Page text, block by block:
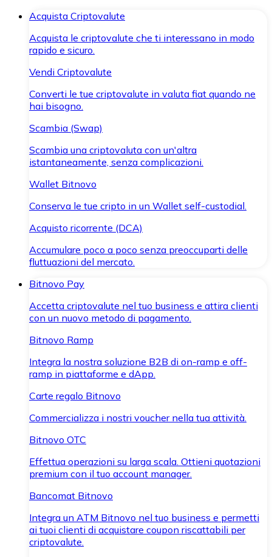
Acquista Criptovalute
Acquista le criptovalute che ti interessano in modo
rapido e sicuro.
Vendi Criptovalute
Converti le tue criptovalute in valuta fiat quando ne
hai bisogno.
Scambia (Swap)
Scambia una criptovaluta con un'altra
istantaneamente, senza complicazioni.
Wallet Bitnovo
Conserva le tue cripto in un Wallet self-custodial.
Acquisto ricorrente (DCA)
Accumulare poco a poco senza preoccuparti delle
fluttuazioni del mercato.
Bitnovo Pay
Accetta criptovalute nel tuo business e attira clienti
con un nuovo metodo di pagamento.
Bitnovo Ramp
Integra la nostra soluzione B2B di on-ramp e off-
ramp in piattaforme e dApp.
Carte regalo Bitnovo
Commercializza i nostri voucher nella tua attività.
Bitnovo OTC
Effettua operazioni su larga scala. Ottieni quotazioni
premium con il tuo account manager.
Bancomat Bitnovo
Integra un ATM Bitnovo nel tuo business e permetti
ai tuoi clienti di acquistare coupon riscattabili per
criptovalute.